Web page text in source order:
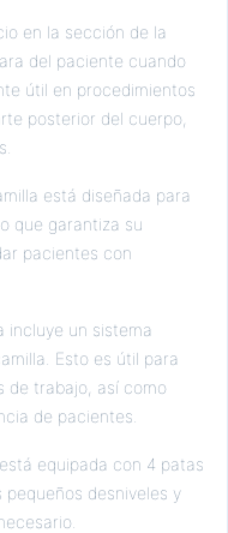
en la sección de la
del paciente cuando
útil en procedimientos
posterior del cuerpo,
está diseñada para
que garantiza su
pacientes con
incluye un sistema
Esto es útil para
de trabajo, así como
de pacientes.
equipada con 4 patas
desniveles y